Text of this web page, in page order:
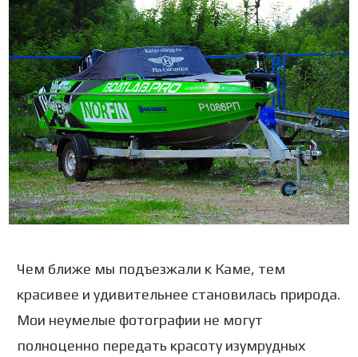
Чем ближе мы подъезжали к Каме, тем
красивее и удивительнее становилась природа.
Мои неумелые фотографии не могут
полноценно передать красоту изумрудных